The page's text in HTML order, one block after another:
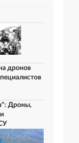
дронов
Дроны,